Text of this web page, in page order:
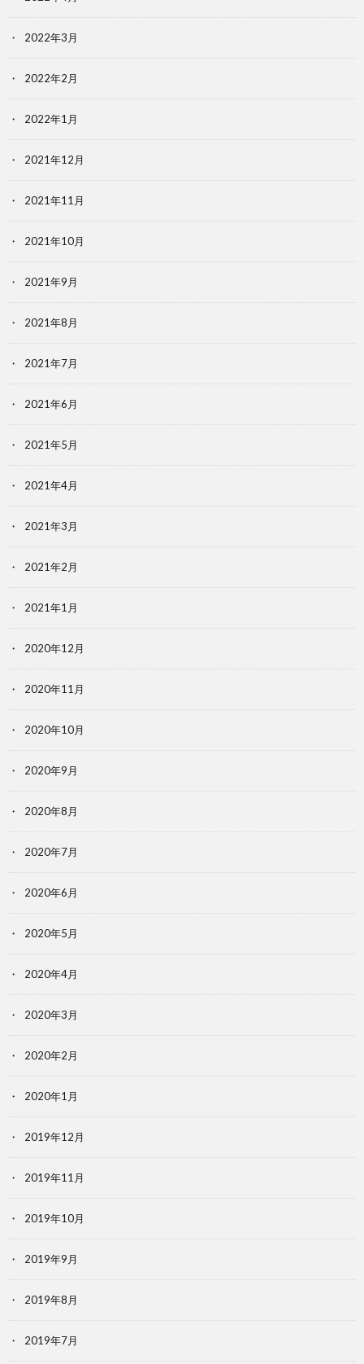
2022年3月
2022年2月
2022年1月
2021年12月
2021年11月
2021年10月
2021年9月
2021年8月
2021年7月
2021年6月
2021年5月
2021年4月
2021年3月
2021年2月
2021年1月
2020年12月
2020年11月
2020年10月
2020年9月
2020年8月
2020年7月
2020年6月
2020年5月
2020年4月
2020年3月
2020年2月
2020年1月
2019年12月
2019年11月
2019年10月
2019年9月
2019年8月
2019年7月